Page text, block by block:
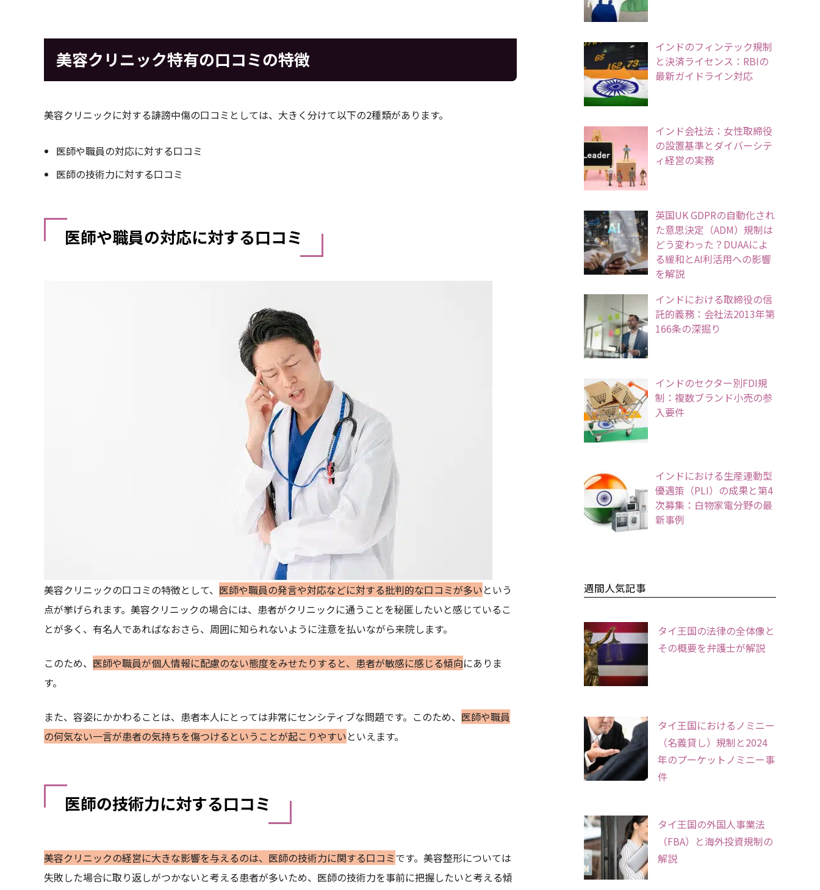
美容クリニック特有の口コミの特徴
美容クリニックに対する誹謗中傷の口コミとしては、大きく分けて以下の2種類があります。
医師や職員の対応に対する口コミ
医師の技術力に対する口コミ
医師や職員の対応に対する口コミ
美容クリニックの口コミの特徴として、 医師や職員の発言や対応などに対する批判的な口コミが多いという
点が挙げられます。美容クリニックの場合には、患者がクリニックに通うことを秘匿したいと感じているこ
とが多く、有名人であればなおさら、周囲に知られないように注意を払いながら来院します。
このため、 医師や職員が個人情報に配慮のない態度をみせたりすると、患者が敏感に感じる傾向にありま
す。
また、容姿にかかわることは、患者本人にとっては非常にセンシティブな問題です。このため、 医師や職員
の何気ない一言が患者の気持ちを傷つけるということが起こりやすいといえます。
医師の技術力に対する口コミ
美容クリニックの経営に大きな影響を与えるのは、医師の技術力に関する口コミです。美容整形については
失敗した場合に取り返しがつかないと考える患者が多いため、医師の技術力を事前に把握したいと考える傾
インドのフィンテック規制
と決済ライセンス：RBIの
最新ガイドライン対応
インド会社法：女性取締役
の設置基準とダイバーシテ
ィ経営の実務
英国UK GDPRの自動化され
た意思決定（ADM）規制は
どう変わった？DUAAによ
る緩和とAI利活用への影響
を解説
インドにおける取締役の信
託的義務：会社法2013年第
166条の深掘り
インドのセクター別FDI規
制：複数ブランド小売の参
入要件
インドにおける生産連動型
優遇策（PLI）の成果と第4
次募集：白物家電分野の最
新事例
週間人気記事
タイ王国の法律の全体像と
その概要を弁護士が解説
タイ王国におけるノミニー
（名義貸し）規制と2024
年のプーケットノミニー事
件
タイ王国の外国人事業法
（FBA）と海外投資規制の
解説